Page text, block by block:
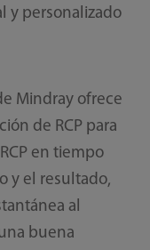
y personalizado
Mindray ofrece
de RCP para
en tiempo
y el resultado,
al
buena